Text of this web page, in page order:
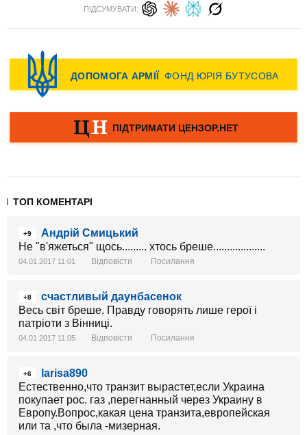
ПІДСУМУВАТИ:
ТОП КОМЕНТАРІ
+9
Андрій Смицький
Не "в'яжеться" щось......... хтось бреше...................
04.01.2017 11:01 Відповісти Посилання
+8
счастливый даунбасенок
Весь світ бреше. Правду говорять лише герої і
патріоти з Вінниці.
04.01.2017 11:05 Відповісти Посилання
+6
larisa890
Естественно,что транзит вырастет,если Украина
покупает рос. газ ,перегнанный через Украину в
Европу.Вопрос,какая цена транзита,европейская
или та ,что была -мизерная.